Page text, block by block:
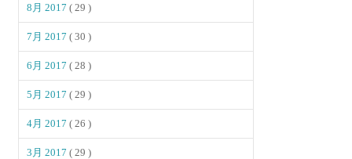
8月 2017( 29 )
7月 2017( 30 )
6月 2017( 28 )
5月 2017( 29 )
4月 2017( 26 )
3月 2017( 29 )